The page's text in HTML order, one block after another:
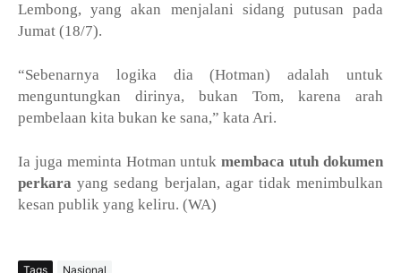
Lembong, yang akan menjalani sidang putusan pada
Jumat (18/7).
“Sebenarnya logika dia (Hotman) adalah untuk
menguntungkan dirinya, bukan Tom, karena arah
pembelaan kita bukan ke sana,” kata Ari.
Ia juga meminta Hotman untukmembaca utuh dokumen
perkara yang sedang berjalan, agar tidak menimbulkan
kesan publik yang keliru. (WA)
Tags Nasional